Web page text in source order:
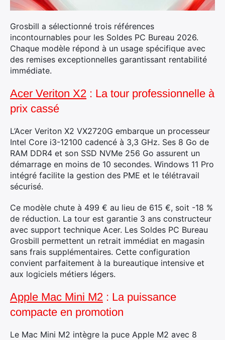
Grosbill a sélectionné trois références
incontournables pour les Soldes PC Bureau 2026.
Chaque modèle répond à un usage spécifique avec
des remises exceptionnelles garantissant rentabilité
immédiate.
Acer Veriton X2 : La tour professionnelle à
prix cassé
L’Acer Veriton X2 VX2720G embarque un processeur
Intel Core i3-12100 cadencé à 3,3 GHz. Ses 8 Go de
RAM DDR4 et son SSD NVMe 256 Go assurent un
démarrage en moins de 10 secondes. Windows 11 Pro
intégré facilite la gestion des PME et le télétravail
sécurisé.
Ce modèle chute à 499 € au lieu de 615 €, soit -18 %
de réduction. La tour est garantie 3 ans constructeur
avec support technique Acer. Les Soldes PC Bureau
Grosbill permettent un retrait immédiat en magasin
sans frais supplémentaires. Cette configuration
convient parfaitement à la bureautique intensive et
aux logiciels métiers légers.
Apple Mac Mini M2 : La puissance
compacte en promotion
Le Mac Mini M2 intègre la puce Apple M2 avec 8
Rechercher
: